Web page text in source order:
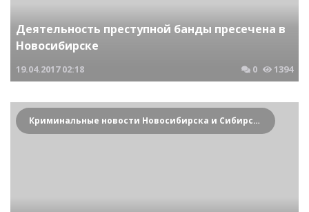
Деятельность преступной банды пресечена в
Новосибирске
19.04.2017 02:18 0 1394
Криминальные новости Новосибирска и Сибирского региона